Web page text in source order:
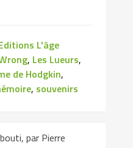
L'âge
, Les Lueurs,
de Hodgkin,
, souvenirs
par Pierre